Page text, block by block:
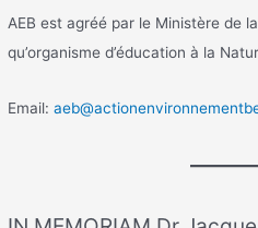
AEB est agréé par le Ministère de
qu’organisme d’éducation à la
Email: